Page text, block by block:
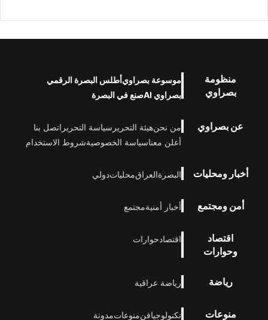
منظومة
بصراوي
موسوعة بصراويأطلس البصرة الرقمي
بصراوي AI
صنع في البصرة
عن بصراوي من نحنهيئة التحرير سياسة التحرير اتصل بنا
أعلن معناسياسة الخصوصيةشروط الاستخدام
أخبار ومحليات البصرةالعراقمحلياتدولي
أمن ومجتمع أخبار أمنيةمجتمع
اقتصاد
وحوارات
اقتصادحوارات
رياضة رياضة عراقية
منوعات تكنولوجيافنمنوعاتمدونة